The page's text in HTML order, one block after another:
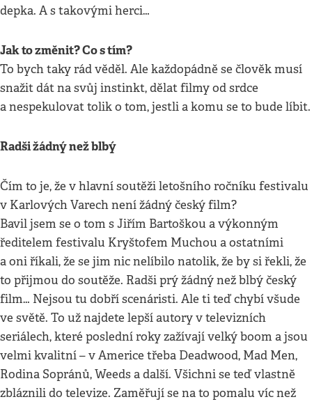
depka. A s takovými herci…
Jak to změnit? Co s tím?
To bych taky rád věděl. Ale každopádně se člověk musí
snažit dát na svůj instinkt, dělat filmy od srdce
a nespekulovat tolik o tom, jestli a komu se to bude líbit.
Radši žádný než blbý
Čím to je, že v hlavní soutěži letošního ročníku festivalu
v Karlových Varech není žádný český film?
Bavil jsem se o tom s Jiřím Bartoškou a výkonným
ředitelem festivalu Kryštofem Muchou a ostatními
a oni říkali, že se jim nic nelíbilo natolik, že by si řekli, že
to přijmou do soutěže. Radši prý žádný než blbý český
film… Nejsou tu dobří scenáristi. Ale ti teď chybí všude
ve světě. To už najdete lepší autory v televizních
seriálech, které poslední roky zažívají velký boom a jsou
velmi kvalitní – v Americe třeba Deadwood, Mad Men,
Rodina Sopránů, Weeds a další. Všichni se teď vlastně
zbláznili do televize. Zaměřují se na to pomalu víc než